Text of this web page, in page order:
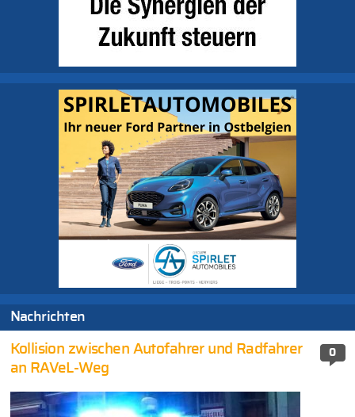
Nachrichten
0
Kollision zwischen Autofahrer und Radfahrer
an RAVeL-Weg